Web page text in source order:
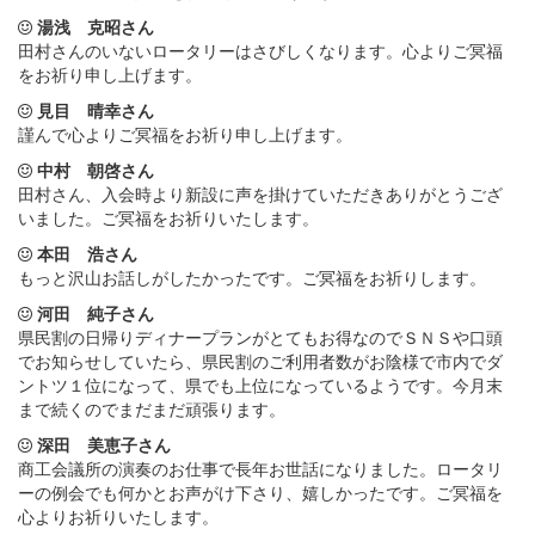
湯浅 克昭さん
田村さんのいないロータリーはさびしくなります。心よりご冥福
をお祈り申し上げます。
見目 晴幸さん
謹んで心よりご冥福をお祈り申し上げます。
中村 朝啓さん
田村さん、入会時より新設に声を掛けていただきありがとうござ
いました。ご冥福をお祈りいたします。
本田 浩さん
もっと沢山お話しがしたかったです。ご冥福をお祈りします。
河田 純子さん
県民割の日帰りディナープランがとてもお得なのでＳＮＳや口頭
でお知らせしていたら、県民割のご利用者数がお陰様で市内でダ
ントツ１位になって、県でも上位になっているようです。今月末
まで続くのでまだまだ頑張ります。
深田 美恵子さん
商工会議所の演奏のお仕事で長年お世話になりました。ロータリ
ーの例会でも何かとお声がけ下さり、嬉しかったです。ご冥福を
心よりお祈りいたします。